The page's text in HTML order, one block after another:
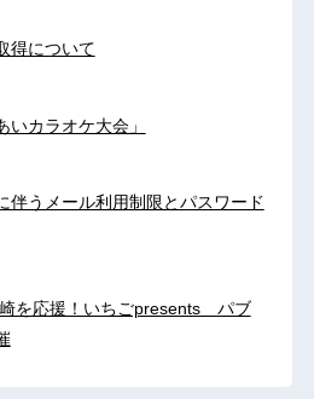
得について
カラオケ大会」
伴うメール利用制限とパスワード
を応援！いちごpresents パブ